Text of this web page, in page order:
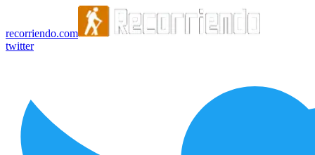
recorriendo.com
twitter